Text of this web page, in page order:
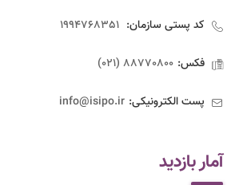
کد پستی سازمان:
فکس: 88770800 (021)
پست الکترونیکی: info@isipo.ir
آمار بازدید